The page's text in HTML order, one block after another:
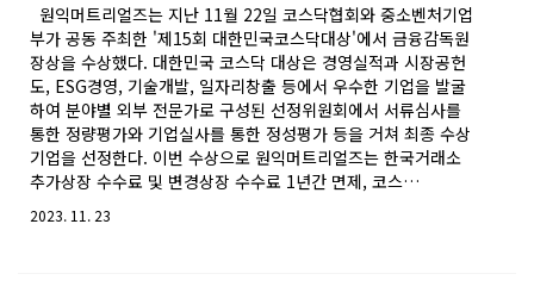
원익머트리얼즈는 지난 11월 22일 코스닥협회와 중소벤처기업
부가 공동 주최한 '제15회 대한민국코스닥대상'에서 금융감독원
장상을 수상했다. 대한민국 코스닥 대상은 경영실적과 시장공헌
도, ESG경영, 기술개발, 일자리창출 등에서 우수한 기업을 발굴
하여 분야별 외부 전문가로 구성된 선정위원회에서 서류심사를
통한 정량평가와 기업실사를 통한 정성평가 등을 거쳐 최종 수상
기업을 선정한다. 이번 수상으로 원익머트리얼즈는 한국거래소
추가상장 수수료 및 변경상장 수수료 1년간 면제, 코스…
2023. 11. 23